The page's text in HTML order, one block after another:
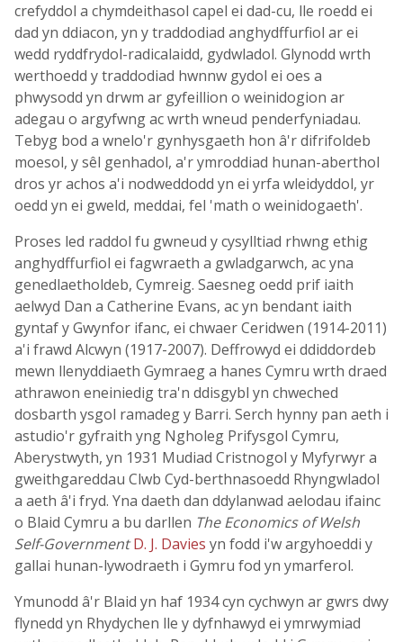
crefyddol a chymdeithasol capel ei dad-cu, lle roedd ei
dad yn ddiacon, yn y traddodiad anghydffurfiol ar ei
wedd ryddfrydol-radicalaidd, gydwladol. Glynodd wrth
werthoedd y traddodiad hwnnw gydol ei oes a
phwysodd yn drwm ar gyfeillion o weinidogion ar
adegau o argyfwng ac wrth wneud penderfyniadau.
Tebyg bod a wnelo'r gynhysgaeth hon â'r difrifoldeb
moesol, y sêl genhadol, a'r ymroddiad hunan-aberthol
dros yr achos a'i nodweddodd yn ei yrfa wleidyddol, yr
oedd yn ei gweld, meddai, fel 'math o weinidogaeth'.
Proses led raddol fu gwneud y cysylltiad rhwng ethig
anghydffurfiol ei fagwraeth a gwladgarwch, ac yna
genedlaetholdeb, Cymreig. Saesneg oedd prif iaith
aelwyd Dan a Catherine Evans, ac yn bendant iaith
gyntaf y Gwynfor ifanc, ei chwaer Ceridwen (1914-2011)
a'i frawd Alcwyn (1917-2007). Deffrowyd ei ddiddordeb
mewn llenyddiaeth Gymraeg a hanes Cymru wrth draed
athrawon eneiniedig tra'n ddisgybl yn chweched
dosbarth ysgol ramadeg y Barri. Serch hynny pan aeth i
astudio'r gyfraith yng Ngholeg Prifysgol Cymru,
Aberystwyth, yn 1931 Mudiad Cristnogol y Myfyrwyr a
gweithgareddau Clwb Cyd-berthnasoedd Rhyngwladol
a aeth â'i fryd. Yna daeth dan ddylanwad aelodau ifainc
o Blaid Cymru a bu darllen The Economics of Welsh
Self-Government D. J. Davies yn fodd i'w argyhoeddi y
gallai hunan-lywodraeth i Gymru fod yn ymarferol.
Ymunodd â'r Blaid yn haf 1934 cyn cychwyn ar gwrs dwy
flynedd yn Rhydychen lle y dyfnhawyd ei ymrwymiad